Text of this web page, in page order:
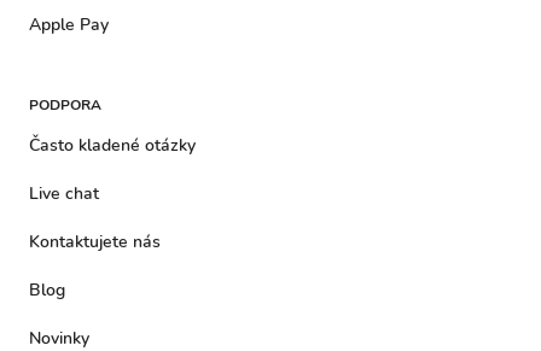
Apple Pay
PODPORA
Často kladené otázky
Live chat
Kontaktujete nás
Blog
Novinky